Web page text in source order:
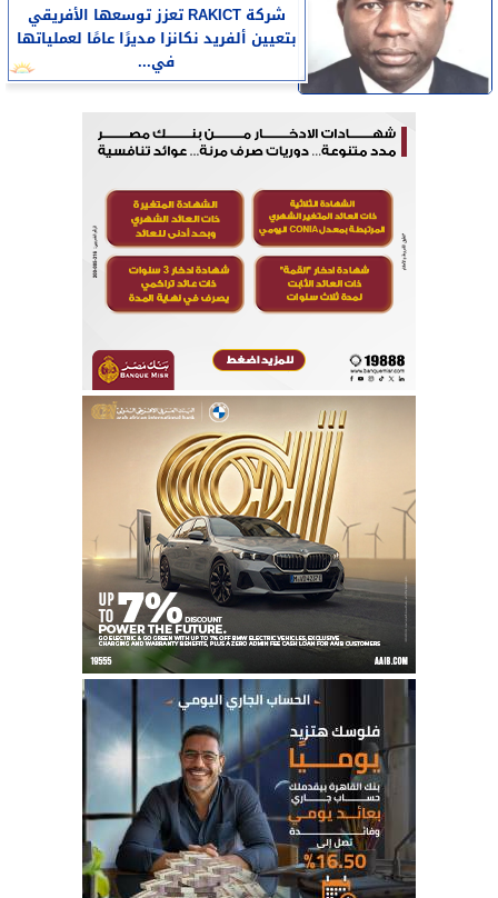
شركة RAKICT تعزز توسعها الأفريقي
بتعيين ألفريد نكانزا مديرًا عامًا لعملياتها
في...